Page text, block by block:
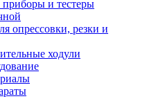
и тестеры
опрессовки, резки и
ходули